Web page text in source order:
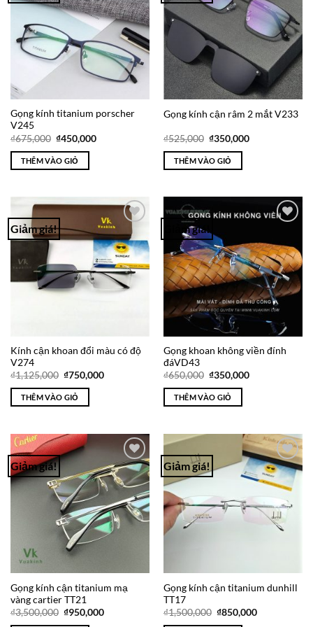
Wishlist
Gọng kính titanium porscher
V245
₫675,000 Giá
là:
₫675,000.
₫450,000Giá
THÊM VÀO GIỎ
Wishlist
Gọng kính cận râm 2 mắt V233
₫525,000 Giá
là:
₫525,000.
₫350,000Giá
THÊM VÀO GIỎ
Giảm giá!
Add to
Wishlist
Kính cận khoan đổi màu có độ
V274
₫1,125,000 Giá
là:
₫1,125,000.
₫750,000Giá
THÊM VÀO GIỎ
Giảm giá!
Wishlist
Gọng khoan không viền đính
đáVD43
₫650,000 Giá
là:
₫650,000.
₫350,000Giá
THÊM VÀO GIỎ
Giảm giá!
Add to
Wishlist
Gọng kính cận titanium mạ
vàng cartier TT21
₫3,500,000 Giá
₫950,000Giá
Giảm giá!
Add to
Wishlist
Gọng kính cận titanium dunhill
TT17
₫1,500,000 Giá
₫850,000Giá